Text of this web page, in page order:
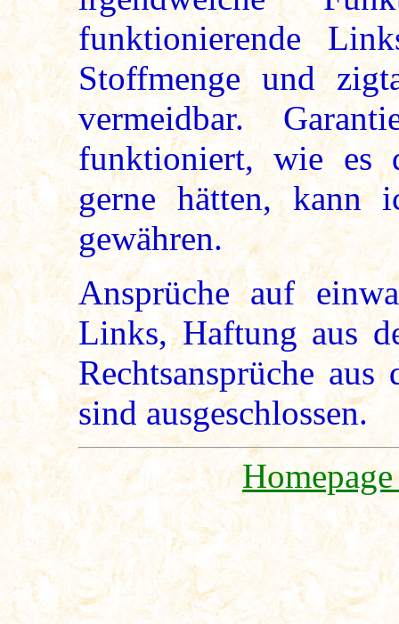
funktionierende
Stoffmenge und
vermeidbar.
funktioniert, wie es
gerne hätten, kann
gewähren.
Ansprüche auf
Links, Haftung aus
Rechtsansprüche
sind ausgeschlossen.